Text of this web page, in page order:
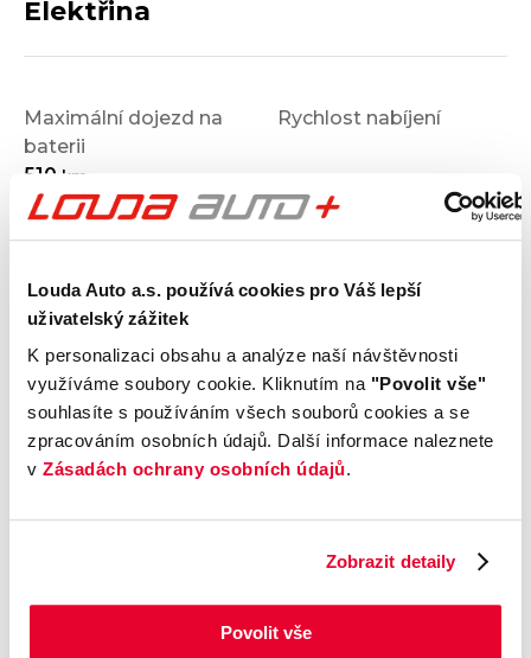
Louda Auto a.s. používá cookies pro Váš lepší
uživatelský zážitek
K personalizaci obsahu a analýze naší návštěvnosti
využíváme soubory cookie. Kliknutím na "Povolit vše"
souhlasíte s používáním všech souborů cookies a se
zpracováním osobních údajů. Další informace naleznete
v Zásadách ochrany osobních údajů.
Zobrazit detaily
Povolit vše
Elektřina
Maximální dojezd na
baterii
510 km
Rychlost nabíjení
Kapacita baterie
Tepelné čerpadlo
Ne
Výbava
Vnější vzhled a výbava
Komfort
Bezpečnost a technika